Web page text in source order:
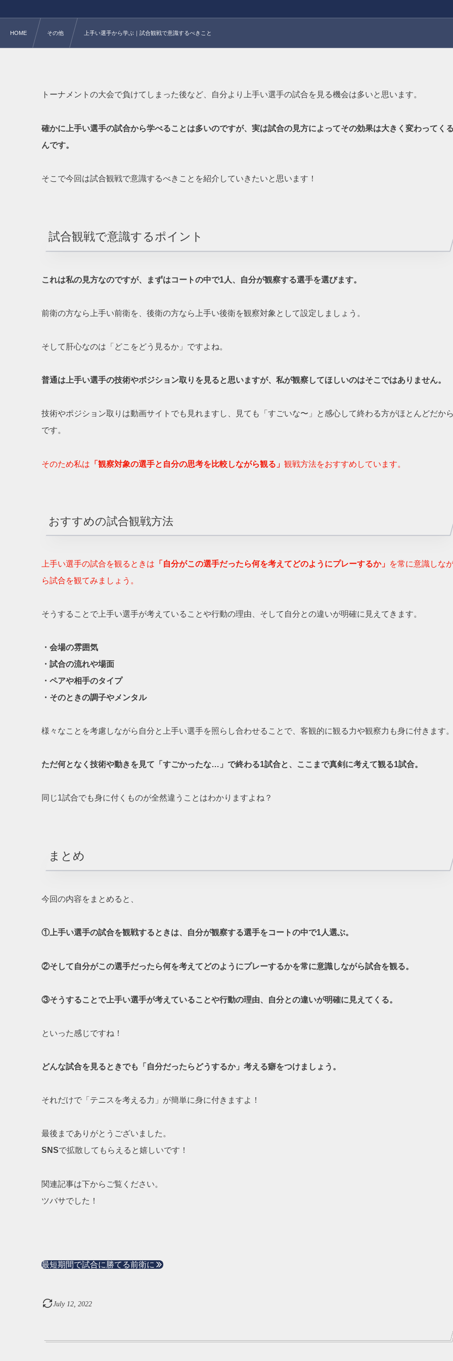
HOME その他 上手い選手から学ぶ｜試合観戦で意識するべきこと
トーナメントの大会で負けてしまった後など、自分より上手い選手の試合を見る機会は多いと思います。
確かに上手い選手の試合から学べることは多いのですが、実は試合の見方によってその効果は大きく変わってく
んです。
そこで今回は試合観戦で意識するべきことを紹介していきたいと思います！
試合観戦で意識するポイント
これは私の見方なのですが、まずはコートの中で1人、自分が観察する選手を選びます。
前衛の方なら上手い前衛を、後衛の方なら上手い後衛を観察対象として設定しましょう。
そして肝心なのは「どこをどう見るか」ですよね。
普通は上手い選手の技術やポジション取りを見ると思いますが、私が観察してほしいのはそこではありません。
技術やポジション取りは動画サイトでも見れますし、見ても「すごいな〜」と感心して終わる方がほとんどだか
です。
そのため私は 「観察対象の選手と自分の思考を比較しながら観る」 観戦方法をおすすめしています。
おすすめの試合観戦方法
上手い選手の試合を観るときは 「自分がこの選手だったら何を考えてどのようにプレーするか」
を常に意識しな
ら試合を観てみましょう。
そうすることで上手い選手が考えていることや行動の理由、そして自分との違いが明確に見えてきます。
・会場の雰囲気
・試合の流れや場面
・ペアや相手のタイプ
・そのときの調子やメンタル
様々なことを考慮しながら自分と上手い選手を照らし合わせることで、客観的に観る力や観察力も身に付きます
ただ何となく技術や動きを見て「すごかったな…」で終わる1試合と、ここまで真剣に考えて観る1試合。
同じ1試合でも身に付くものが全然違うことはわかりますよね？
まとめ
今回の内容をまとめると、
①上手い選手の試合を観戦するときは、自分が観察する選手をコートの中で1人選ぶ。
②そして自分がこの選手だったら何を考えてどのようにプレーするかを常に意識しながら試合を観る。
③そうすることで上手い選手が考えていることや行動の理由、自分との違いが明確に見えてくる。
といった感じですね！
どんな試合を見るときでも「自分だったらどうするか」考える癖をつけましょう。
それだけで「テニスを考える力」が簡単に身に付きますよ！
最後までありがとうございました。
SNSで拡散してもらえると嬉しいです！
関連記事は下からご覧ください。
ツバサでした！
最短期間で試合に勝てる前衛に
July 12 ,2022